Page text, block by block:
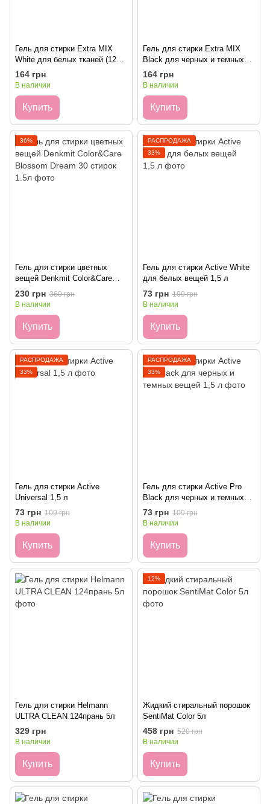
Гель для стирки Extra MIX
White для белых тканей (125
циклов), 5 л
164 грн
В наличии
Купить
Гель для стирки Extra MIX
Black для черных и темных
тканей (125 циклов), 5 л
164 грн
В наличии
Купить
36%
Гель для стирки цветных
вещей Denkmit Color&Care
Blossom Dream 30 стирок 1.5л
230 грн 360 грн
В наличии
Купить
РАСПРОДАЖА
33%
Гель для стирки Active White
для белых вещей 1,5 л
73 грн 109 грн
В наличии
Купить
РАСПРОДАЖА
33%
Гель для стирки Active
Universal 1,5 л
73 грн 109 грн
В наличии
Купить
РАСПРОДАЖА
33%
Гель для стирки Active Pro
Black для черных и темных
вещей 1,5 л
73 грн 109 грн
В наличии
Купить
Гель для стирки Helmann
ULTRA CLEAN 124прань 5л
329 грн
В наличии
Купить
12%
Жидкий стиральный порошок
SentiMat Color 5л
458 грн 520 грн
В наличии
Купить